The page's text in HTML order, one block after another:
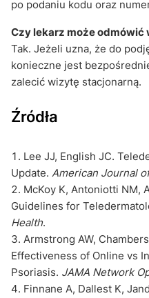
po podaniu kodu oraz
Czy lekarz może
Tak. Jeżeli uzna, że do
konieczne jest
zalecić wizytę stacjonarną.
Źródła
Lee JJ, English JC.
Update. American Journal
McKoy K, Antoniotti NM,
Guidelines for
Health.
Armstrong AW,
Effectiveness of Online vs
Psoriasis. JAMA Network
Finnane A, Dallest K,